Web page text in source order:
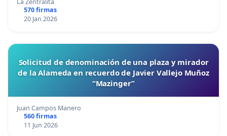
570 firmas
20 Jan 2026
Solicitud de denominación de una plaza y mirador
de la Alameda en recuerdo de Javier Vallejo Muñoz
“Mazinger”
Juan Campos Manero
560 firmas
11 Jun 2026